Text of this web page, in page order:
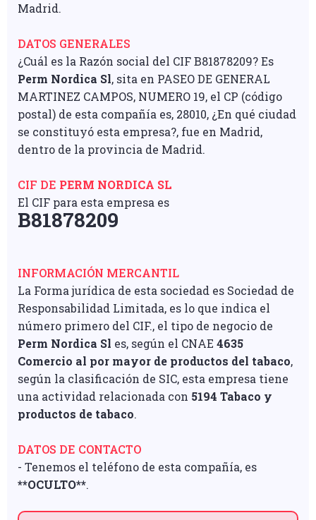
Madrid.
DATOS GENERALES
¿Cuál es la Razón social del CIF B81878209? Es
Perm Nordica Sl, sita en PASEO DE GENERAL
MARTINEZ CAMPOS, NUMERO 19, el CP (código
postal) de esta compañía es, 28010, ¿En qué ciudad
se constituyó esta empresa?, fue en Madrid,
dentro de la provincia de Madrid.
CIF DE PERM NORDICA SL
El CIF para esta empresa es
B81878209
INFORMACIÓN MERCANTIL
La Forma jurídica de esta sociedad es Sociedad de
Responsabilidad Limitada, es lo que indica el
número primero del CIF., el tipo de negocio de
Perm Nordica Sl es, según el CNAE 4635
Comercio al por mayor de productos del tabaco,
según la clasificación de SIC, esta empresa tiene
una actividad relacionada con 5194 Tabaco y
productos de tabaco.
DATOS DE CONTACTO
- Tenemos el teléfono de esta compañía, es
**OCULTO**.